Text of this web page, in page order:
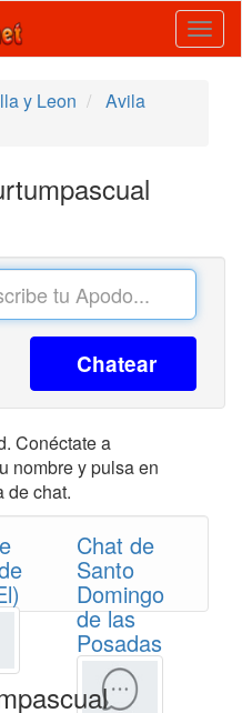
y Leon
Avila
Chatear
Conéctate a
nombre y pulsa en
de chat.
Chat de
Santo
Domingo
de las
Posadas